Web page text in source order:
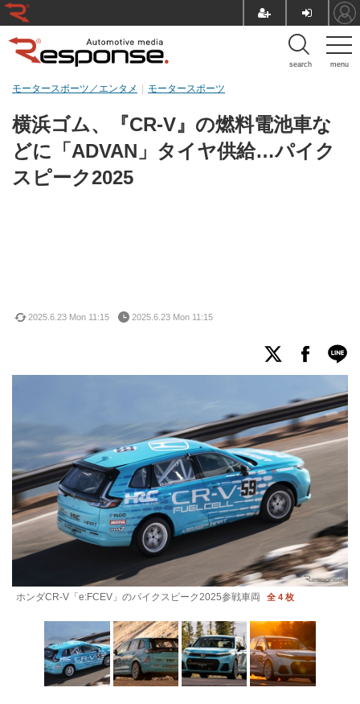
menu
search
横浜ゴム、『CR-V』の燃料電池車な
どに「ADVAN」タイヤ供給…パイク
スピーク2025
モータースポーツ／エンタメ モータースポーツ
2025.6.23 Mon 11:15 2025.6.23 Mon 11:15
ホンダCR-V「e:FCEV」のパイクスピーク2025参戦車両 全 4 枚